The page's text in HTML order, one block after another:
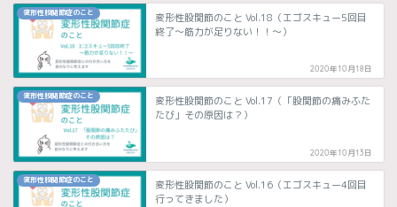
変形性股関節症のこと
変形性股関節のこと Vol.18（エゴスキュー5回目
終了〜筋力が足りない！！〜）
2020年10月18日
変形性股関節症のこと
変形性股関節のこと Vol.17（「股関節の痛みふた
たび」その原因は？）
2020年10月13日
変形性股関節症のこと
変形性股関節のこと Vol.16（エゴスキュー4回目
行ってきました）